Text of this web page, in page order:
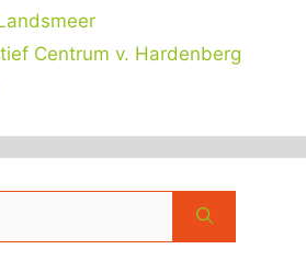
Centrum v. Hardenberg